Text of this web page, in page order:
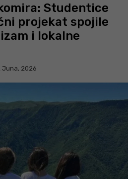
Studentice
projekat spojile
i lokalne
Juna, 2026